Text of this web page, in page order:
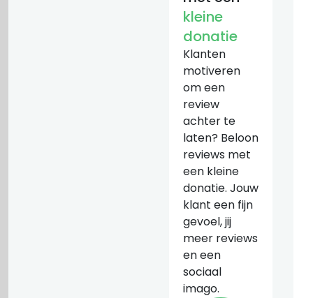
kleine
donatie
Klanten
motiveren
om een
review
achter te
laten? Beloon
reviews met
een kleine
donatie. Jouw
klant een fijn
gevoel, jij
meer reviews
en een
sociaal
imago.